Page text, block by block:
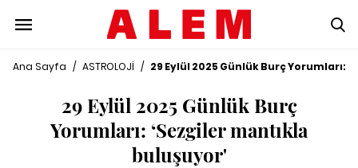
Ana Sayfa / ASTROLOJİ / 29 Eylül 2025 Günlük Burç Yorumları:
29 Eylül 2025 Günlük Burç
Yorumları: ‘Sezgiler mantıkla
buluşuyor'